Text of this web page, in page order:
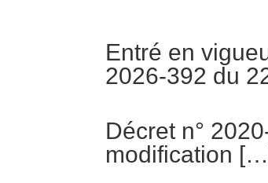
Entré en
2026-392 du
Décret n°
modification